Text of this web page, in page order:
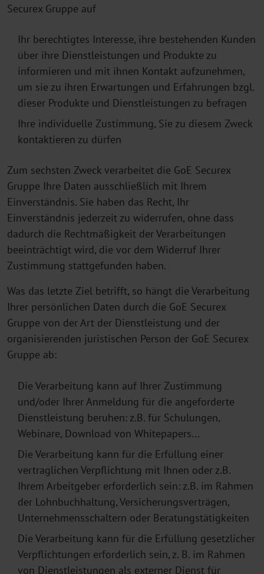
Securex Gruppe auf
Ihr berechtigtes Interesse, ihre bestehenden Kunden
über ihre Dienstleistungen und Produkte zu
informieren und mit ihnen Kontakt aufzunehmen,
um sie zu ihren Erwartungen und Erfahrungen bzgl.
dieser Produkte und Dienstleistungen zu befragen
Ihre individuelle Zustimmung, Sie zu diesem Zweck
kontaktieren zu dürfen
Zum sechsten Zweck verarbeitet die GoE Securex
Gruppe Ihre Daten ausschließlich mit Ihrem
Einverständnis. Sie haben das Recht, Ihr
Einverständnis jederzeit zu widerrufen, ohne dass
dadurch die Rechtmäßigkeit der Verarbeitungen
beeinträchtigt wird, die vor dem Widerruf Ihrer
Zustimmung stattgefunden haben.
Was das letzte Ziel betrifft, so hängt die Verarbeitung
Ihrer persönlichen Daten durch die GoE Securex
Gruppe von der Art der Dienstleistung und der
organisierenden juristischen Person der GoE Securex
Gruppe ab:
Die Verarbeitung kann auf Ihrer Zustimmung
und/oder Ihrer Anmeldung für die angeforderte
Dienstleistung beruhen: z.B. für Schulungen,
Webinare, Download von Whitepapers...
Die Verarbeitung kann für die Erfüllung einer
vertraglichen Verpflichtung mit Ihnen oder z.B.
Ihrem Arbeitgeber erforderlich sein: z.B. im Rahmen
der Lohnbuchhaltung, Versicherungsverträgen,
Unternehmensschaltern oder Beratungstätigkeiten
Die Verarbeitung kann für die Erfüllung gesetzlicher
Verpflichtungen erforderlich sein, z. B. im Rahmen
von Dienstleistungen als externer Dienst für